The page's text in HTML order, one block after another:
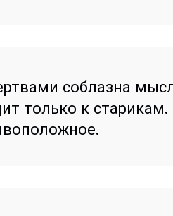
соблазна
только к